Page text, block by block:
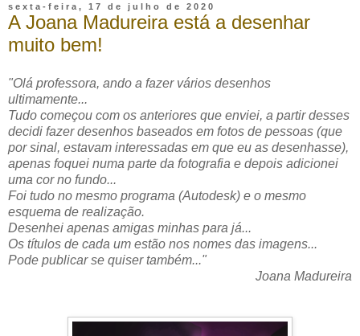
sexta-feira, 17 de julho de 2020
A Joana Madureira está a desenhar
muito bem!
"Olá professora, ando a fazer vários desenhos
ultimamente...
Tudo começou com os anteriores que enviei, a partir desses
decidi fazer desenhos baseados em fotos de pessoas (que
por sinal, estavam interessadas em que eu as desenhasse),
apenas foquei numa parte da fotografia e depois adicionei
uma cor no fundo...
Foi tudo no mesmo programa (Autodesk) e o mesmo
esquema de realização.
Desenhei apenas amigas minhas para já...
Os títulos de cada um estão nos nomes das imagens...
Pode publicar se quiser também..."
Joana Madureira